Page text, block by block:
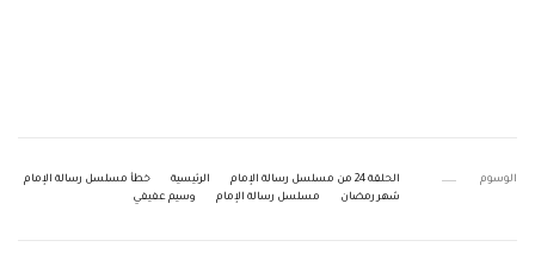
الوسوم الحلقة 24 من مسلسل رسالة الإمام الرئيسية
خطأ مسلسل رسالة الإمام
شهر رمضان
مسلسل رسالة الإمام وسيم عفيفي